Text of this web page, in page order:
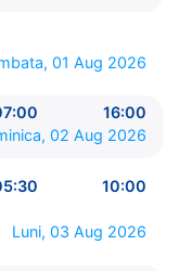
01 Aug 2026
16:00
02 Aug 2026
10:00
Luni, 03 Aug 2026